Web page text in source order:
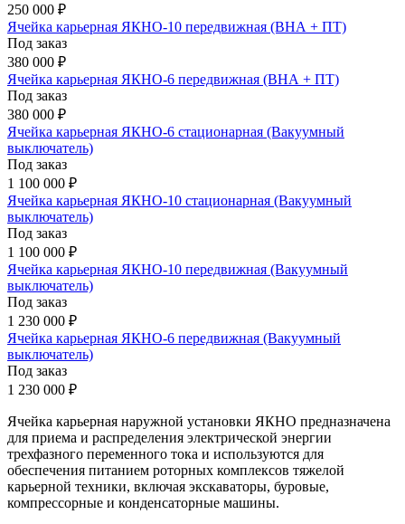
250 000 ₽
Ячейка карьерная ЯКНО-10 передвижная (ВНА + ПТ)
Под заказ
380 000 ₽
Ячейка карьерная ЯКНО-6 передвижная (ВНА + ПТ)
Под заказ
380 000 ₽
Ячейка карьерная ЯКНО-6 стационарная (Вакуумный
выключатель)
Под заказ
1 100 000 ₽
Ячейка карьерная ЯКНО-10 стационарная (Вакуумный
выключатель)
Под заказ
1 100 000 ₽
Ячейка карьерная ЯКНО-10 передвижная (Вакуумный
выключатель)
Под заказ
1 230 000 ₽
Ячейка карьерная ЯКНО-6 передвижная (Вакуумный
выключатель)
Под заказ
1 230 000 ₽
Ячейка карьерная наружной установки ЯКНО предназначена
для приема и распределения электрической энергии
трехфазного переменного тока и используются для
обеспечения питанием роторных комплексов тяжелой
карьерной техники, включая экскаваторы, буровые,
компрессорные и конденсаторные машины.